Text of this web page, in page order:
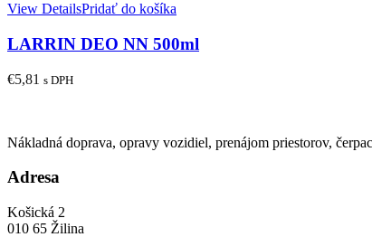
View DetailsPridať do košíka
LARRIN DEO NN 500ml
€5,81 s DPH
Nákladná doprava, opravy vozidiel, prenájom priestorov,
Adresa
Košická 2
010 65 Žilina